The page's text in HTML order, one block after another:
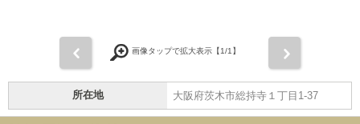
画像タップで拡大表示【1/1】
所在地 大阪府茨木市総持寺１丁目1-37